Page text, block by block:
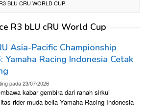
BLU CRU WORLD CUP
R3 bLU cRU World Cup
Asia-Pacific Championship
Racing Indonesia Cetak
pada23/07/2026
kabar gembira dari ranah sirkui
rider muda belia Yamaha Racing Indonesia